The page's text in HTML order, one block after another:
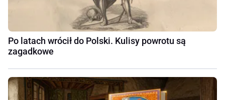
Po latach wrócił do Polski. Kulisy powrotu są
zagadkowe